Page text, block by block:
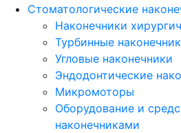
Стоматологические
Наконечники
Турбинные
Угловые наконечники
Эндодонтические
Микромоторы
Оборудование и
наконечниками